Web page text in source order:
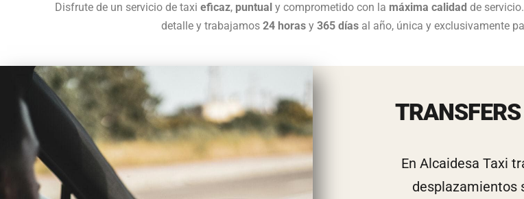
Disfrute de un servicio de taxi eficaz, puntual y comprometido con la máxima calidad de
detalle y trabajamos 24 horas y 365 días al año, única y exclusivamente
En Alcaidesa Taxi
desplazamientos